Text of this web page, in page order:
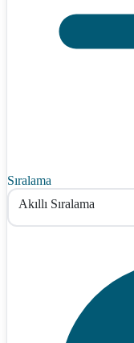
Sıralama
Akıllı Sıralama